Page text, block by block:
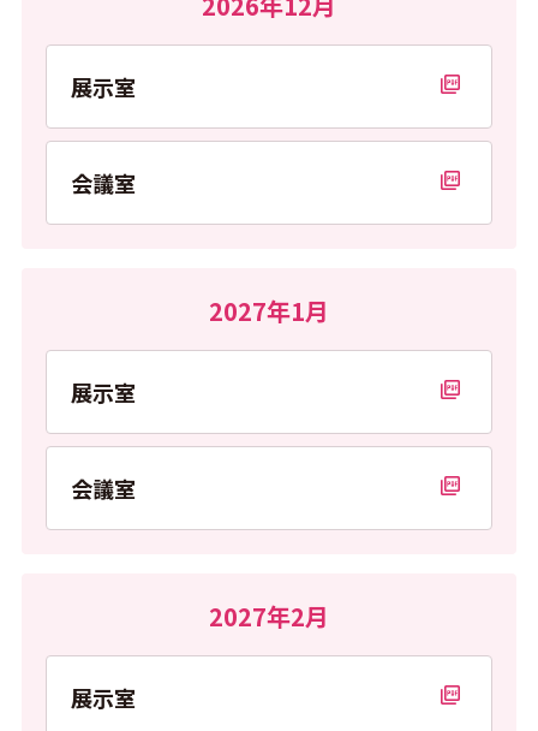
展示室
PDFを開く
会議室
PDFを開く
2027年1月
展示室
PDFを開く
会議室
PDFを開く
2027年2月
展示室
PDFを開く